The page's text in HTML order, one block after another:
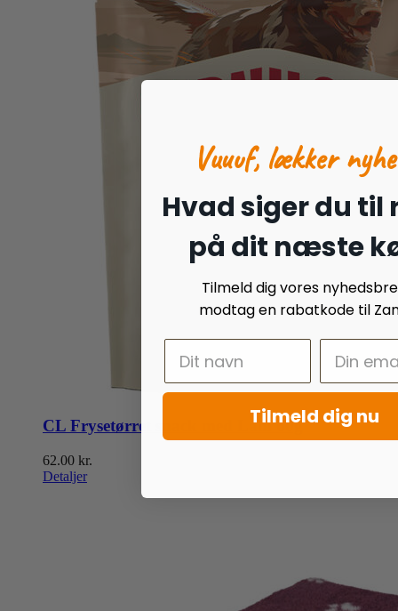
CL Frysetørret snack med Lam 60g
62.00 kr.
Detaljer
Vuuuf, lækker
Hvad siger du til
på dit næste
Tilmeld dig vores
modtag en rabatkode til
Tilmeld dig nu